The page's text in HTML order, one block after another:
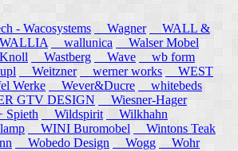
- Wacosystems
Wagner
WALL &
wallunica
Walser Mobel
Wastberg Wave
wb form
Weitzner werner works
WEST
Werke
Wever&Ducre
whitebeds
GTV DESIGN
Wiesner-Hager
Wildspirit
Wilkhahn
WINI Buromobel
Wintons Teak
Wobedo Design Wogg
Wohr